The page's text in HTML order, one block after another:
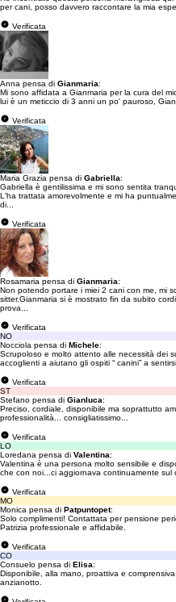
per cani, posso davvero raccontare la mia
Verificata
Anna pensa di Gianmaria:
Mi sono affidata a Gianmaria per la cura del
lui è un meticcio di 3 anni un po' pauroso,
Verificata
Maria Grazia pensa di Gabriella:
Gabriella è gentilissima e mi sono sentita
L'ha trattata amorevolmente e mi ha
di...
Verificata
Rosamaria pensa di Gianmaria:
Non potendo portare i miei 2 cani con me, mi
sitter.Gianmaria si è mostrato fin da subito
prova...
Verificata
NO
Nocciola pensa di Michele:
Scrupoloso e molto attento alle necessità dei
accoglienti a aiutano gli ospiti “ canini” a
Verificata
ST
Stefano pensa di Gianluca:
Preciso, cordiale, disponibile ma soprattutto
professionalità... consigliatissimo...
Verificata
LO
Loredana pensa di Valentina:
Valentina è una persona molto sensibile e
che con noi...ci aggiornava continuamente sul
Verificata
MO
Monica pensa di Patpuntopet:
Solo complimenti! Contattata per pensione
Patrizia professionale e affidabile.
Verificata
CO
Consuelo pensa di Elisa:
Disponibile, alla mano, proattiva e
anzianotto.